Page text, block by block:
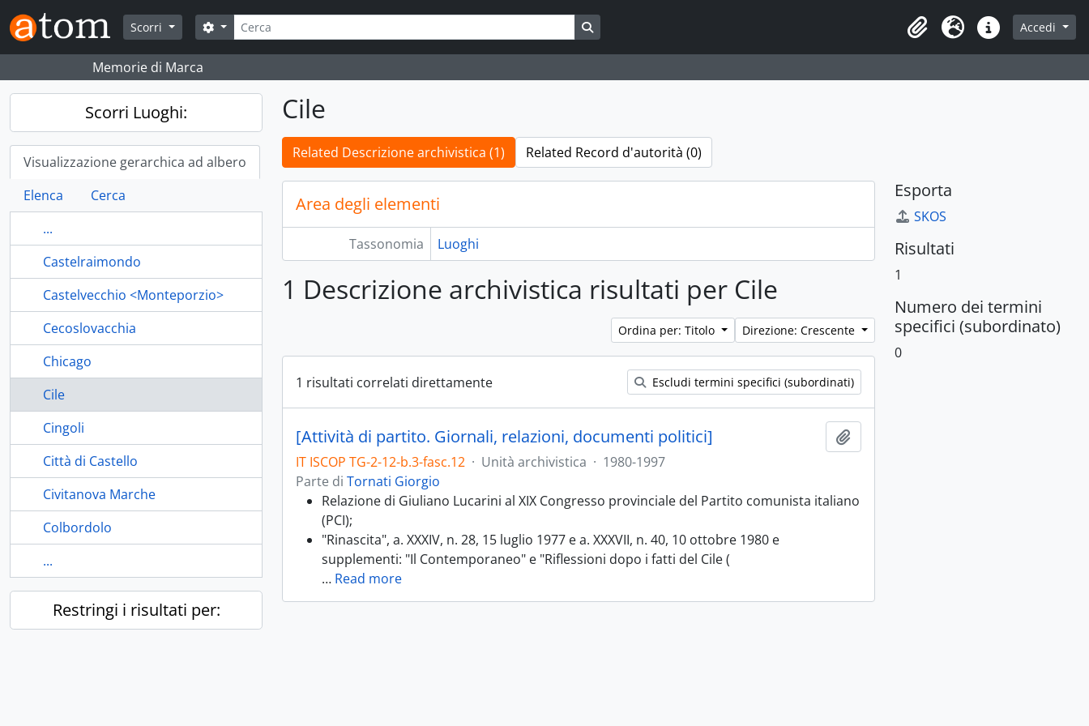
Skip to main content
Scorri
Cerca
Search options
Area di lavoro
Lingua Collegamenti veloci
Accedi
Memorie di Marca
Scorri Luoghi:
Visualizzazione gerarchica ad albero
Elenca
Cerca
...
Castelraimondo
Castelvecchio <Monteporzio>
Cecoslovacchia
Chicago
Cile
Cingoli
Città di Castello
Civitanova Marche
Colbordolo
...
Restringi i risultati per:
Cile
Related Descrizione archivistica (1) Related Record d'autorità (0)
Area degli elementi
Tassonomia Luoghi
1 Descrizione archivistica risultati per Cile
Ordina per: Titolo Direzione: Crescente
1 risultati correlati direttamente Escludi termini specifici (subordinati)
[Attività di partito. Giornali, relazioni, documenti politici]
IT ISCOP TG-2-12-b.3-fasc.12 · Unità archivistica · 1980-1997
Parte di Tornati Giorgio
Relazione di Giuliano Lucarini al XIX Congresso provinciale del Partito comunista italiano
(PCI);
"Rinascita", a. XXXIV, n. 28, 15 luglio 1977 e a. XXXVII, n. 40, 10 ottobre 1980 e
supplementi: "Il Contemporaneo" e "Riflessioni dopo i fatti del Cile (
… Read more
Esporta
SKOS
Risultati
1
Numero dei termini
specifici (subordinato)
0